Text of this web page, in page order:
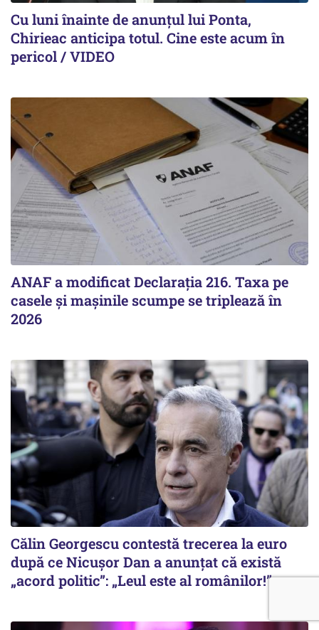
Cu luni înainte de anunțul lui Ponta,
Chirieac anticipa totul. Cine este acum în
pericol / VIDEO
ANAF a modificat Declarația 216. Taxa pe
casele și mașinile scumpe se triplează în
2026
Călin Georgescu contestă trecerea la euro
după ce Nicușor Dan a anunțat că există
„acord politic”: „Leul este al românilor!”